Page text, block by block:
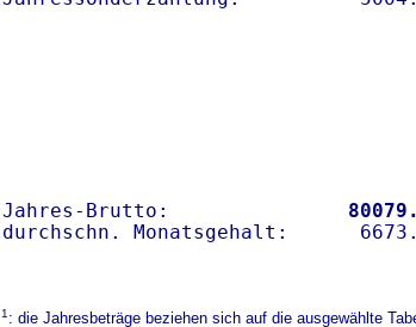
Jahres-Brutto:
1: die Jahresbeträge beziehen sich auf die ausgewählte